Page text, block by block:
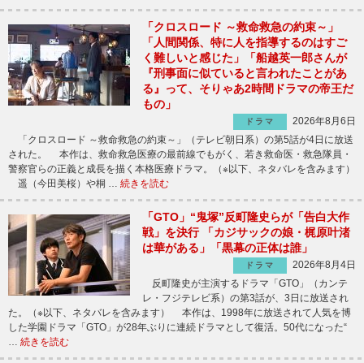
「クロスロード ～救命救急の約束～」
「人間関係、特に人を指導するのはすご
く難しいと感じた」「船越英一郎さんが
『刑事面に似ていると言われたことがあ
る』って、そりゃあ2時間ドラマの帝王だ
もの」
ドラマ
2026年8月6日
「クロスロード ～救命救急の約束～」（テレビ朝日系）の第5話が4日に放送
された。 本作は、救命救急医療の最前線でもがく、若き救命医・救急隊員・
警察官らの正義と成長を描く本格医療ドラマ。（※以下、ネタバレを含みます）
遥（今田美桜）や桐 … 続きを読む
「GTO」“鬼塚”反町隆史らが「告白大作
戦」を決行 「カジサックの娘・梶原叶渚
は華がある」「黒幕の正体は誰」
ドラマ
2026年8月4日
反町隆史が主演するドラマ「GTO」（カンテ
レ・フジテレビ系）の第3話が、3日に放送され
た。（※以下、ネタバレを含みます） 本作は、1998年に放送されて人気を博
した学園ドラマ「GTO」が28年ぶりに連続ドラマとして復活。50代になった“
続きを読む